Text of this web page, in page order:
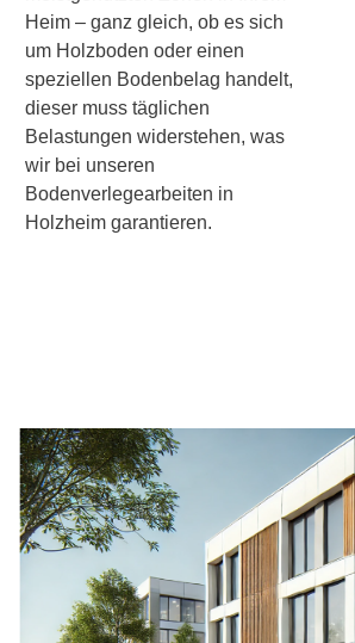
Heim – ganz gleich, ob es sich
um Holzboden oder einen
speziellen Bodenbelag handelt,
dieser muss täglichen
Belastungen widerstehen, was
wir bei unseren
Bodenverlegearbeiten in
Holzheim garantieren.